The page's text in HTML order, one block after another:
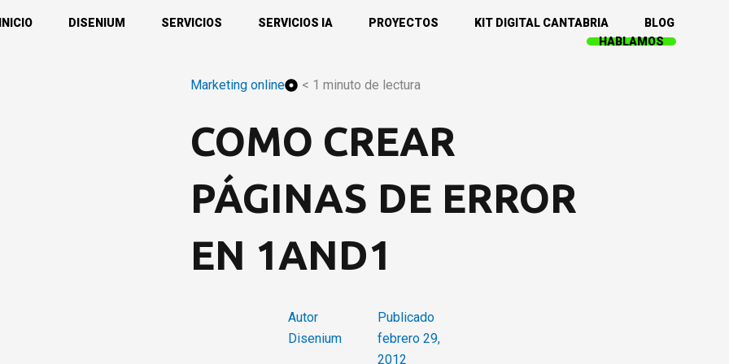
INICIO DISENIUM SERVICIOS SERVICIOS IA PROYECTOS KIT DIGITAL CANTABRIA
BLOG
HABLAMOS
Marketing online < 1 minuto de lectura
COMO CREAR
PÁGINAS DE ERROR
EN 1AND1
Autor
Disenium
Publicado
febrero 29,
2012